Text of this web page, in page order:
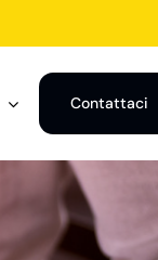
Contattaci